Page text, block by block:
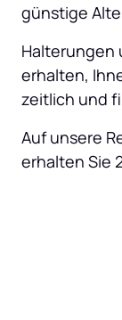
günstige
Halterungen
erhalten,
zeitlich und
Auf unsere
erhalten Sie